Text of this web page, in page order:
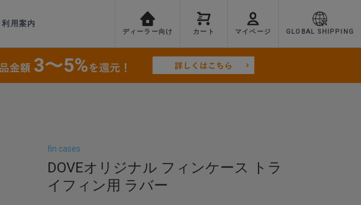
利用案内
ディーラー向け カート マイページ GLOBAL SHIPPING
fin cases
DOVEオリジナル フィンケース トラ
イフィン用 ラバー